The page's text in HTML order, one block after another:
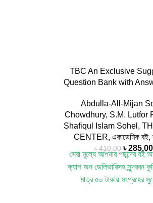
TBC An Exclusive
Question Bank with
Abdulla-All-Mijan
Chowdhury, S.M. Lutfor
Shafiqul Islam Sohel ,
CENTER, একাডেমিক বই,
৳410.00 ৳285.00
সেরা মূল্যে আপনার পছন্দের বই
ক্যাশ অন ডেলিভারিসহ সুন্দরবন
মাত্র ৫০ টাকায় সংগ্রহের